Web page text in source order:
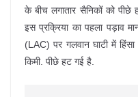
के बीच लगातार सैनिकों को
इस प्रक्रिया का पहला पड़ाव
(LAC) पर गलवान घाटी में
किमी. पीछे हट गई है.